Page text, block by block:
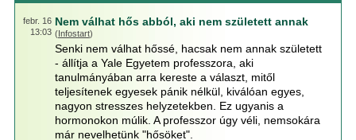
febr. 16
13:03
Nem válhat hős abból, aki nem született annak
(Infostart)
Senki nem válhat hőssé, hacsak nem annak született
- állítja a Yale Egyetem professzora, aki
tanulmányában arra kereste a választ, mitől
teljesítenek egyesek pánik nélkül, kiválóan egyes,
nagyon stresszes helyzetekben. Ez ugyanis a
hormonokon múlik. A professzor úgy véli, nemsokára
már nevelhetünk "hősöket".